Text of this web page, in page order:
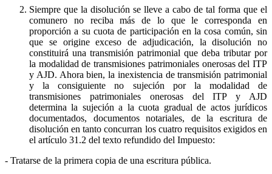
Siempre que la disolución se lleve a cabo de tal forma que el
comunero no reciba más de lo que le corresponda en
proporción a su cuota de participación en la cosa común, sin
que se origine exceso de adjudicación, la disolución no
constituirá una transmisión patrimonial que deba tributar por
la modalidad de transmisiones patrimoniales onerosas del ITP
y AJD. Ahora bien, la inexistencia de transmisión patrimonial
y la consiguiente no sujeción por la modalidad de
transmisiones patrimoniales onerosas del ITP y AJD
determina la sujeción a la cuota gradual de actos jurídicos
documentados, documentos notariales, de la escritura de
disolución en tanto concurran los cuatro requisitos exigidos en
el artículo 31.2 del texto refundido del Impuesto:
- Tratarse de la primera copia de una escritura pública.